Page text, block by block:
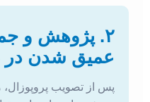
۲. پژوهش و
عمیق شدن در
پس از تصویب پروپوزال،